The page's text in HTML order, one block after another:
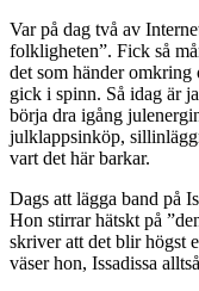
Var på dag två av
folkligheten”. Fick så
det som händer omkring
gick i spinn. Så idag är
börja dra igång
julklappsinköp,
vart det här barkar.
Dags att lägga band på
Hon stirrar hätskt på
skriver att det blir högst
väser hon, Issadissa